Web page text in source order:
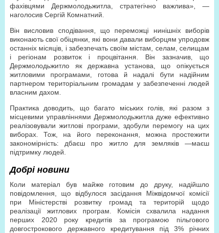
фахівцями Держмолодьжитла, стратегічно важлива», —
наголосив Сергій Комнатний.
Він висловив сподівання, що переможці нинішніх виборів
виконають свої обіцянки, які вони давали виборцям упродовж
останніх місяців, і забезпечать своїм містам, селам, селищам
і регіонам розвиток і процвітання. Він зазначив, що
Держмолодьжитло як державна установа, що опікується
житловими програмами, готова й надалі бути надійним
партнером територіальним громадам у забезпеченні людей
власним дахом.
Практика доводить, що багато міських голів, які разом з
місцевими управліннями Держмолодьжитла дуже ефективно
реалізовували житлові програми, здобули перемогу на цих
виборах. Тож, на його переконання, можна простежити
закономірність: дбаєш про житло для земляків —маєш
підтримку людей.
Добрі новини
Коли матеріал був майже готовим до друку, надійшло
повідомлення, що відбулося засідання Міжвідомчої комісії
при Міністерстві розвитку громад та територій щодо
реалізації житлових програм. Комісія схвалила надання
перших 2020 року кредитів за програмою пільгового
довгострокового державного кредитування під 3% річних